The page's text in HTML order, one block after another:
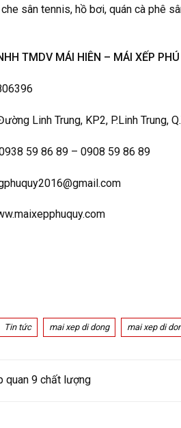
sân tennis, hồ bơi, quán cà phê
TMDV MÁI HIÊN – MÁI XẾP
Linh Trung, KP2, P.Linh Trung,
59 86 89 – 0908 59 86 89
Tin tức mai xep di dong mai xep di
quan 9 chất lượng